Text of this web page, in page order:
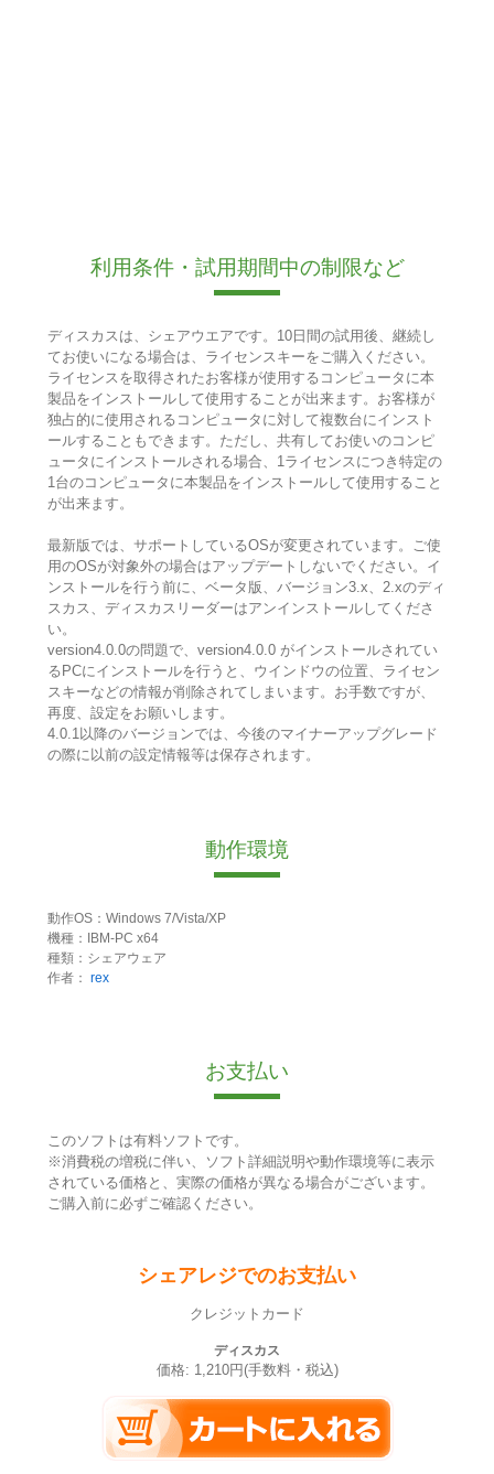
利用条件・試用期間中の制限など
ディスカスは、シェアウエアです。10日間の試用後、継続し
てお使いになる場合は、ライセンスキーをご購入ください。
ライセンスを取得されたお客様が使用するコンピュータに本
製品をインストールして使用することが出来ます。お客様が
独占的に使用されるコンピュータに対して複数台にインスト
ールすることもできます。ただし、共有してお使いのコンピ
ュータにインストールされる場合、1ライセンスにつき特定の
1台のコンピュータに本製品をインストールして使用すること
が出来ます。
最新版では、サポートしているOSが変更されています。ご使
用のOSが対象外の場合はアップデートしないでください。イ
ンストールを行う前に、ベータ版、バージョン3.x、2.xのディ
スカス、ディスカスリーダーはアンインストールしてくださ
い。
version4.0.0の問題で、version4.0.0 がインストールされてい
るPCにインストールを行うと、ウインドウの位置、ライセン
スキーなどの情報が削除されてしまいます。お手数ですが、
再度、設定をお願いします。
4.0.1以降のバージョンでは、今後のマイナーアップグレード
の際に以前の設定情報等は保存されます。
動作環境
動作OS：Windows 7/Vista/XP
機種：IBM-PC x64
種類：シェアウェア
作者： rex
お支払い
このソフトは有料ソフトです。
※消費税の増税に伴い、ソフト詳細説明や動作環境等に表示
されている価格と、実際の価格が異なる場合がございます。
ご購入前に必ずご確認ください。
シェアレジでのお支払い
クレジットカード
ディスカス
価格: 1,210円(手数料・税込)